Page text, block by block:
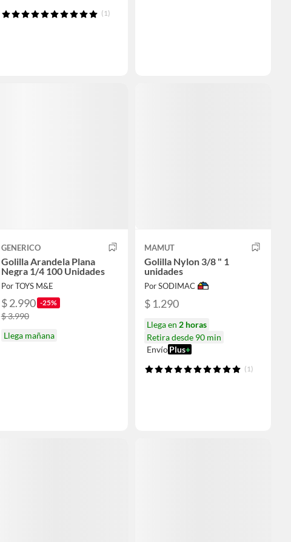
(1)
GENERICO
Golilla Arandela Plana
Negra 1/4 100 Unidades
Por TOYS M&E
$ 2.990 -25%
$ 3.990
Llega mañana
MAMUT
Golilla Nylon 3/8 " 1
unidades
Por SODIMAC
$ 1.290
Llega en 2 horas
Retira desde 90 min
EnvíoPlus+
(1)